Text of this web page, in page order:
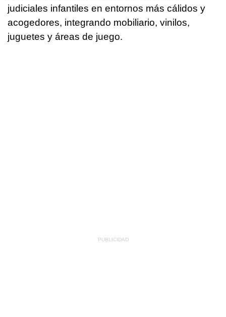
judiciales infantiles en entornos más cálidos y
acogedores, integrando mobiliario, vinilos,
juguetes y áreas de juego.